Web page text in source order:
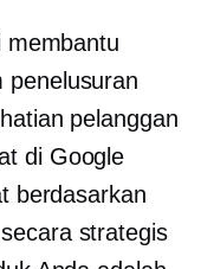
membantu
penelusuran
pelanggan
di Google
berdasarkan
strategis